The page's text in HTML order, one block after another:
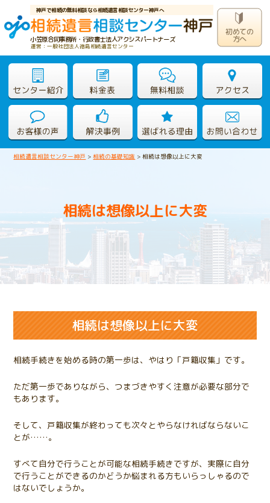
神戸で相続の無料相談なら相続遺言相談センター神戸へ
小笠原合同事務所・行政書士法人アクシスパートナーズ
運営：一般社団法人徳島相続遺言センター
初めての
方へ
相続遺言相談センター神戸 >相続の基礎知識 >相続は想像以上に大変
相続は想像以上に大変
相続は想像以上に大変
相続手続きを始める時の第一歩は、やはり「戸籍収集」です。
ただ第一歩でありながら、つまづきやすく注意が必要な部分で
もあります。
そして、戸籍収集が終わっても次々とやらなければならないこ
とが……。
すべて自分で行うことが可能な相続手続きですが、実際に自分
で行うことができるのかどうか悩まれる方もいらっしゃるので
はないでしょうか。